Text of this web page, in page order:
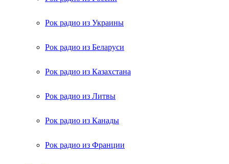
Рок радио из Украины
Рок радио из Беларуси
Рок радио из Казахстана
Рок радио из Литвы
Рок радио из Канады
Рок радио из Франции